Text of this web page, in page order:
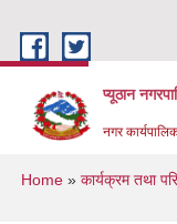
प्यूठान
नगर
You are
Home» कार्यक्रम तथा